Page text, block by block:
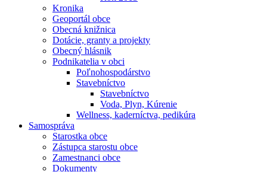
Kronika
Geoportál obce
Obecná knižnica
Dotácie, granty a projekty
Obecný hlásnik
Podnikatelia v obci
Poľnohospodárstvo
Stavebníctvo
Stavebníctvo
Voda, Plyn, Kúrenie
Wellness, kaderníctva, pedikúra
Samospráva
Starostka obce
Zástupca starostu obce
Zamestnanci obce
Dokumenty